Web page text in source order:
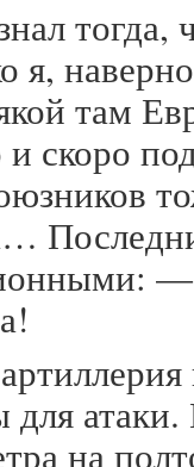
тогда,
я,
там
скоро
для
на